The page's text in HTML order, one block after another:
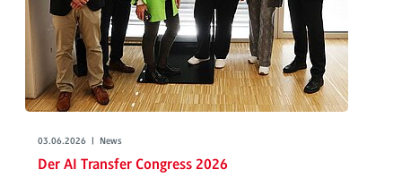
03.06.2026 | News
Der AI Transfer Congress 2026